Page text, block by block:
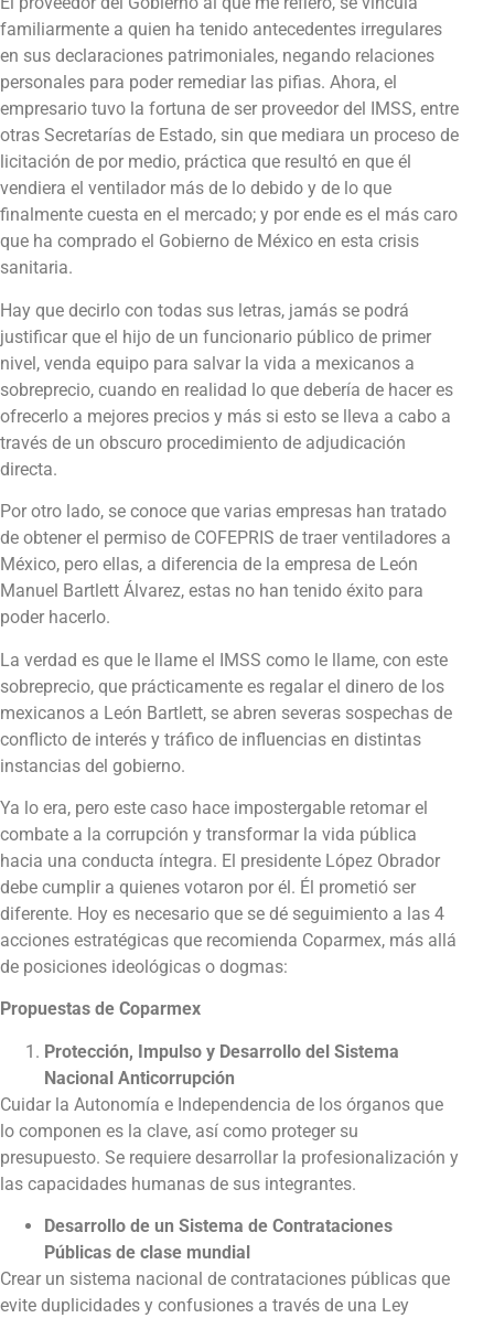
familiarmente a quien ha tenido antecedentes irregulares
en sus declaraciones patrimoniales, negando relaciones
personales para poder remediar las pifias. Ahora, el
empresario tuvo la fortuna de ser proveedor del IMSS, entre
otras Secretarías de Estado, sin que mediara un proceso de
licitación de por medio, práctica que resultó en que él
vendiera el ventilador más de lo debido y de lo que
finalmente cuesta en el mercado; y por ende es el más caro
que ha comprado el Gobierno de México en esta crisis
sanitaria.
Hay que decirlo con todas sus letras, jamás se podrá
justificar que el hijo de un funcionario público de primer
nivel, venda equipo para salvar la vida a mexicanos a
sobreprecio, cuando en realidad lo que debería de hacer es
ofrecerlo a mejores precios y más si esto se lleva a cabo a
través de un obscuro procedimiento de adjudicación
directa.
Por otro lado, se conoce que varias empresas han tratado
de obtener el permiso de COFEPRIS de traer ventiladores a
México, pero ellas, a diferencia de la empresa de León
Manuel Bartlett Álvarez, estas no han tenido éxito para
poder hacerlo.
La verdad es que le llame el IMSS como le llame, con este
sobreprecio, que prácticamente es regalar el dinero de los
mexicanos a León Bartlett, se abren severas sospechas de
conflicto de interés y tráfico de influencias en distintas
instancias del gobierno.
Ya lo era, pero este caso hace impostergable retomar el
combate a la corrupción y transformar la vida pública
hacia una conducta íntegra. El presidente López Obrador
debe cumplir a quienes votaron por él. Él prometió ser
diferente. Hoy es necesario que se dé seguimiento a las 4
acciones estratégicas que recomienda Coparmex, más allá
de posiciones ideológicas o dogmas:
Propuestas de Coparmex
Protección, Impulso y Desarrollo del Sistema
Nacional Anticorrupción
Cuidar la Autonomía e Independencia de los órganos que
lo componen es la clave, así como proteger su
presupuesto. Se requiere desarrollar la profesionalización y
las capacidades humanas de sus integrantes.
Desarrollo de un Sistema de Contrataciones
Públicas de clase mundial
Crear un sistema nacional de contrataciones públicas que
evite duplicidades y confusiones a través de una Ley